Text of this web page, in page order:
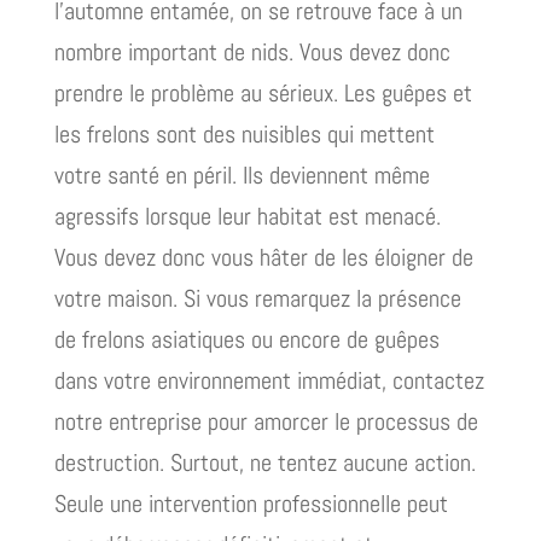
l’automne entamée, on se retrouve face à un
nombre important de nids. Vous devez donc
prendre le problème au sérieux. Les guêpes et
les frelons sont des nuisibles qui mettent
votre santé en péril. Ils deviennent même
agressifs lorsque leur habitat est menacé.
Vous devez donc vous hâter de les éloigner de
votre maison. Si vous remarquez la présence
de frelons asiatiques ou encore de guêpes
dans votre environnement immédiat, contactez
notre entreprise pour amorcer le processus de
destruction. Surtout, ne tentez aucune action.
Seule une intervention professionnelle peut